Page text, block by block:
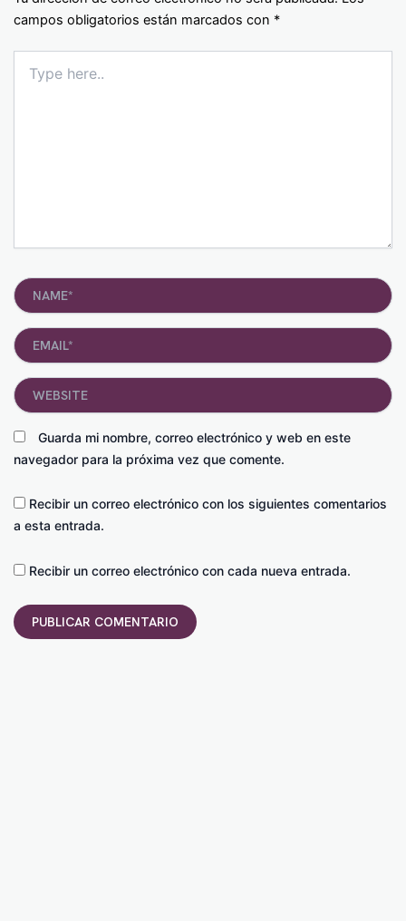
campos obligatorios están marcados con *
here..
Name*
Email*
Guarda mi nombre, correo electrónico y web en este
navegador para la próxima vez que comente.
Website
Recibir un correo electrónico con los siguientes comentarios
a esta entrada.
Recibir un correo electrónico con cada nueva entrada.